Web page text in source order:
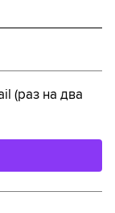
(раз на два